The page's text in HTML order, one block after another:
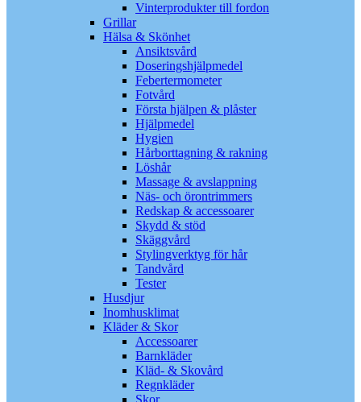
Vinterprodukter till fordon
Grillar
Hälsa & Skönhet
Ansiktsvård
Doseringshjälpmedel
Febertermometer
Fotvård
Första hjälpen & plåster
Hjälpmedel
Hygien
Hårborttagning & rakning
Löshår
Massage & avslappning
Näs- och örontrimmers
Redskap & accessoarer
Skydd & stöd
Skäggvård
Stylingverktyg för hår
Tandvård
Tester
Husdjur
Inomhusklimat
Kläder & Skor
Accessoarer
Barnkläder
Kläd- & Skovård
Regnkläder
Skor